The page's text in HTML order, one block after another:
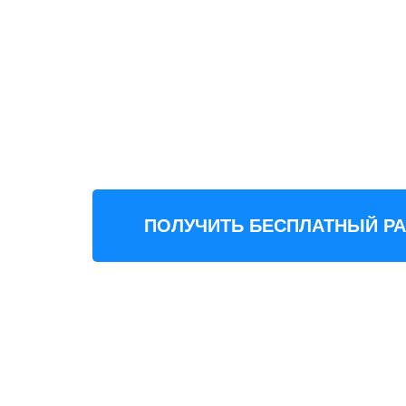
ПОЛУЧИТЬ БЕСПЛАТНЫЙ